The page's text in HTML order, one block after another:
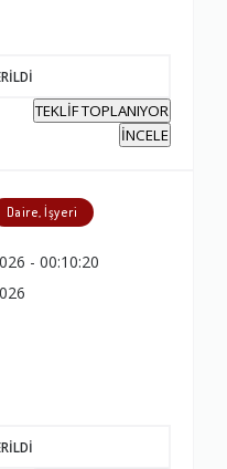
TEKLİF TOPLANIYOR
İNCELE
Daire, İşyeri
- 00:10:20